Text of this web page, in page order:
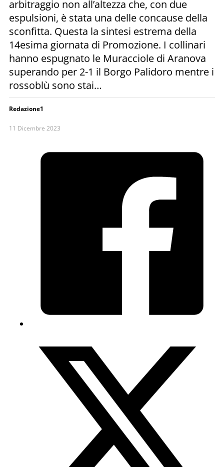
arbitraggio non all’altezza che, con due
espulsioni, è stata una delle concause della
sconfitta. Questa la sintesi estrema della
14esima giornata di Promozione. I collinari
hanno espugnato le Muracciole di Aranova
superando per 2-1 il Borgo Palidoro mentre i
rossoblù sono stai…
Redazione1
11 Dicembre 2023